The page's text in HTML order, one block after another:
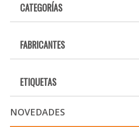
CATEGORÍAS
FABRICANTES
ETIQUETAS
NOVEDADES